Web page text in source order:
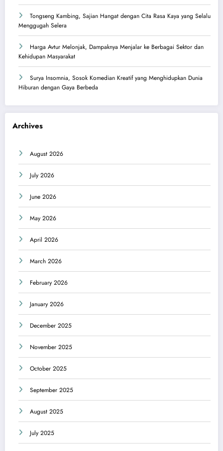
Tongseng Kambing, Sajian Hangat dengan Cita Rasa Kaya yang Selalu
Menggugah Selera
Harga Avtur Melonjak, Dampaknya Menjalar ke Berbagai Sektor dan
Kehidupan Masyarakat
Surya Insomnia, Sosok Komedian Kreatif yang Menghidupkan Dunia
Hiburan dengan Gaya Berbeda
Archives
August 2026
July 2026
June 2026
May 2026
April 2026
March 2026
February 2026
January 2026
December 2025
November 2025
October 2025
September 2025
August 2025
July 2025